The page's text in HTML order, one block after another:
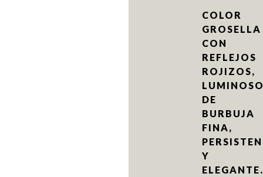
COLOR
GROSELLA
CON
REFLEJOS
ROJIZOS,
DE
BURBUJA
FINA,
Y
ELEGANTE.